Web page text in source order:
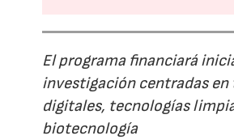
El programa financiará
investigación centradas
digitales, tecnologías
biotecnología